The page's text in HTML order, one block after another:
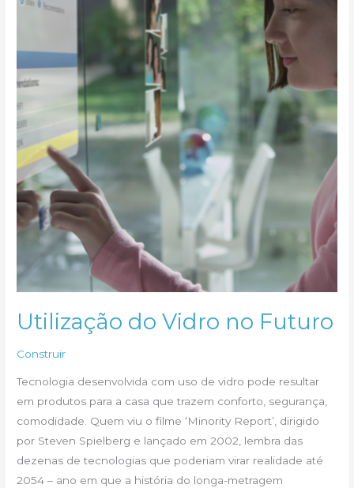
Utilização do Vidro no Futuro
Construir
Tecnologia desenvolvida com uso de vidro pode resultar
em produtos para a casa que trazem conforto, segurança,
comodidade. Quem viu o filme ‘Minority Report’, dirigido
por Steven Spielberg e lançado em 2002, lembra das
dezenas de tecnologias que poderiam virar realidade até
2054 – ano em que a história do longa-metragem